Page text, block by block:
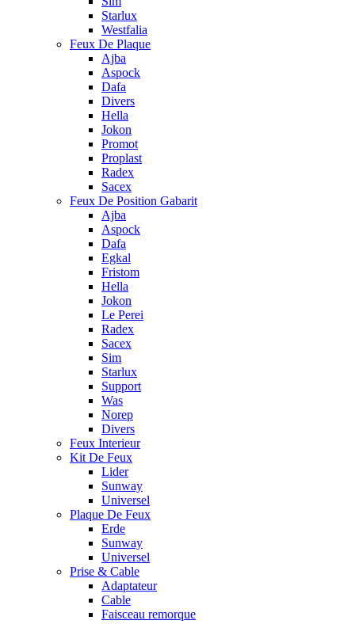
Starlux
Westfalia
Feux De Plaque
Ajba
Aspock
Dafa
Divers
Hella
Jokon
Promot
Proplast
Radex
Sacex
Feux De Position Gabarit
Ajba
Aspock
Dafa
Egkal
Fristom
Hella
Jokon
Le Perei
Radex
Sacex
Sim
Starlux
Support
Was
Norep
Divers
Feux Interieur
Kit De Feux
Lider
Sunway
Universel
Plaque De Feux
Erde
Sunway
Universel
Prise & Cable
Adaptateur
Cable
Faisceau remorque